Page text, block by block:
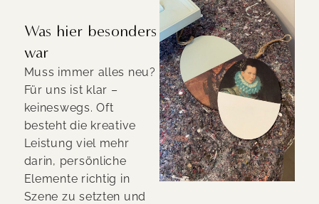
Was hier besonders
war
Muss immer alles neu?
Für uns ist klar –
keineswegs. Oft
besteht die kreative
Leistung viel mehr
darin, persönliche
Elemente richtig in
Szene zu setzten und